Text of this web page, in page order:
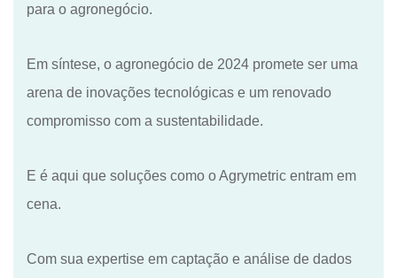
para o agronegócio.
Em síntese, o agronegócio de 2024 promete ser uma
arena de inovações tecnológicas e um renovado
compromisso com a sustentabilidade.
E é aqui que soluções como o Agrymetric entram em
cena.
Com sua expertise em captação e análise de dados